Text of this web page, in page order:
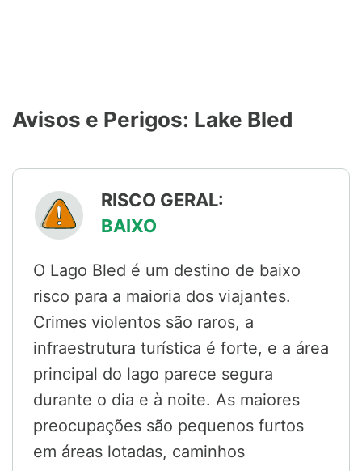
Avisos e Perigos: Lake Bled
RISCO GERAL:
BAIXO
O Lago Bled é um destino de baixo
risco para a maioria dos viajantes.
Crimes violentos são raros, a
infraestrutura turística é forte, e a área
principal do lago parece segura
durante o dia e à noite. As maiores
preocupações são pequenos furtos
em áreas lotadas, caminhos